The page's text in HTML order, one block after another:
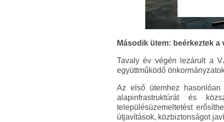
Második ütem: beérkeztek a
Tavaly év végén lezárult a
együttműködő
Az első ütemhez
alapinfrastruktúrát és
településüzemeltetést
útjavítások, közbiztonságot